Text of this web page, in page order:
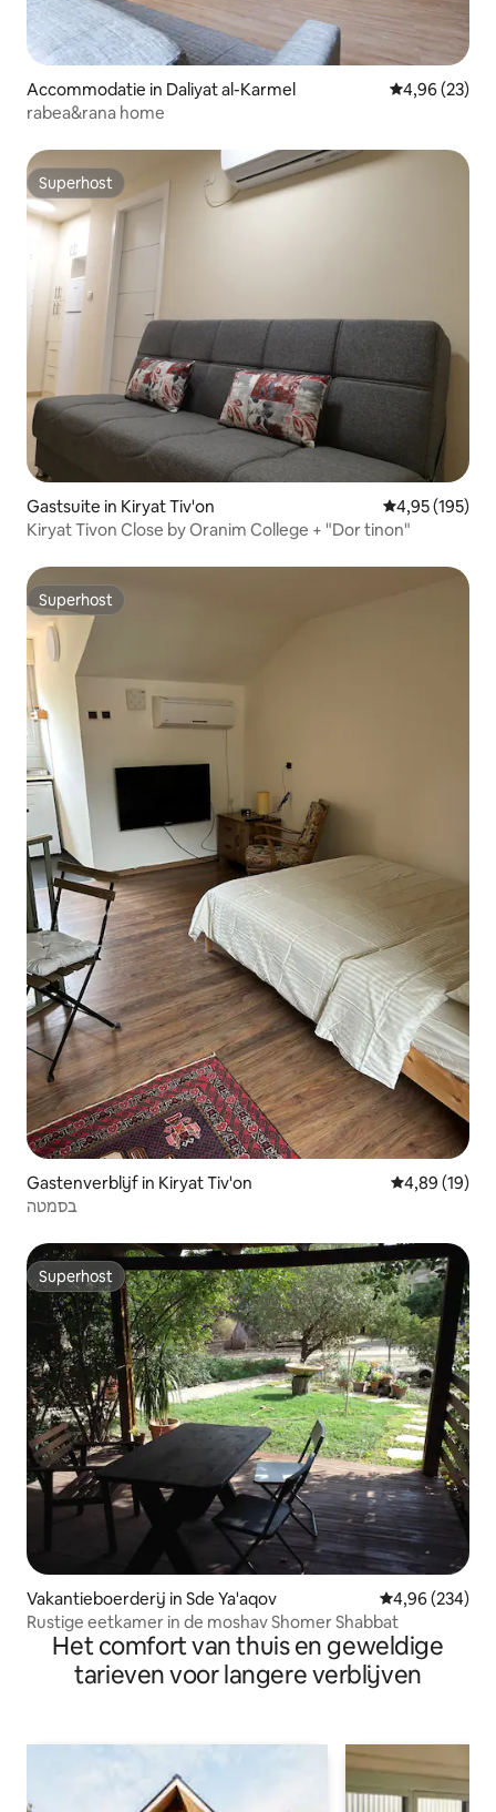
Accommodatie in Daliyat al-Karmel Gemiddelde
4,96 (23)
rabea&rana home
Superhost
Superhost
Gastsuite in Kiryat Tiv'on Gemiddelde
4,95 (195)
Kiryat Tivon Close by Oranim College + "Dor tinon"
Superhost
Superhost
Gastenverblijf in Kiryat Tiv'on Gemiddelde
4,89 (19)
בסמטה
Superhost
Superhost
Vakantieboerderij in Sde Ya'aqov Gemiddelde
4,96 (234)
Rustige eetkamer in de moshav Shomer Shabbat
Het comfort van thuis en geweldige
tarieven voor langere verblijven